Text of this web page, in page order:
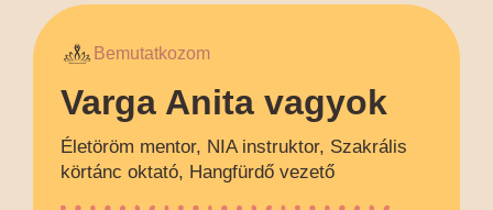
Bemutatkozom
Varga Anita vagyok
Életöröm mentor, NIA instruktor, Szakrális
körtánc oktató, Hangfürdő vezető